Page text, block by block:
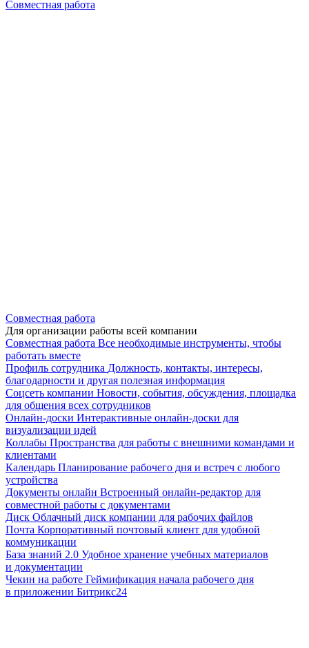
Совместная работа
Совместная работа
Для организации работы всей компании
Совместная работа Все необходимые инструменты, чтобы
работать вместе
Профиль сотрудника Должность, контакты, интересы,
благодарности и другая полезная информация
Соцсеть компании Новости, события, обсуждения, площадка
для общения всех сотрудников
Онлайн-доски Интерактивные онлайн-доски для
визуализации идей
Коллабы Пространства для работы с внешними командами и
клиентами
Календарь Планирование рабочего дня и встреч с любого
устройства
Документы онлайн Встроенный онлайн-редактор для
совместной работы с документами
Диск Облачный диск компании для рабочих файлов
Почта Корпоративный почтовый клиент для удобной
коммуникации
База знаний 2.0 Удобное хранение учебных материалов
и документации
Чекин на работе Геймификация начала рабочего дня
в приложении Битрикс24